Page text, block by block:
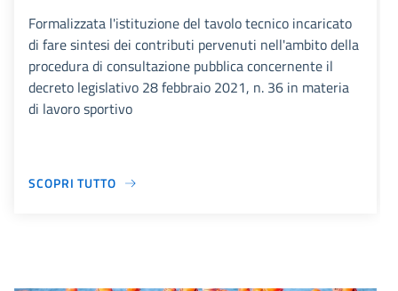
Formalizzata l'istituzione del tavolo tecnico incaricato
di fare sintesi dei contributi pervenuti nell'ambito della
procedura di consultazione pubblica concernente il
decreto legislativo 28 febbraio 2021, n. 36 in materia
di lavoro sportivo
SCOPRI TUTTO